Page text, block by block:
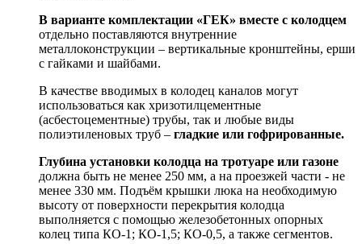
В варианте комплектации «ГЕК» вместе с колодцем
отдельно поставляются внутренние
металлоконструкции – вертикальные кронштейны, ерши
с гайками и шайбами.
В качестве вводимых в колодец каналов могут
использоваться как хризотилцементные
(асбестоцементные) трубы, так и любые виды
полиэтиленовых труб – гладкие или гофрированные.
Глубина установки колодца на тротуаре или газоне
должна быть не менее 250 мм, а на проезжей части - не
менее 330 мм. Подъём крышки люка на необходимую
высоту от поверхности перекрытия колодца
выполняется с помощью железобетонных опорных
колец типа КО-1; КО-1,5; КО-0,5, а также сегментов.